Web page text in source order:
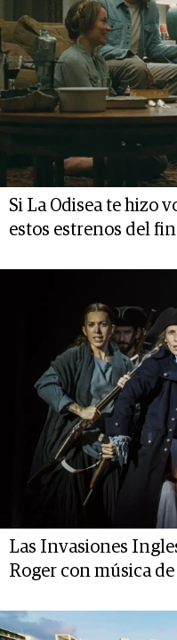
Si La Odisea te hizo
estos estrenos del
Las Invasiones
Roger con música